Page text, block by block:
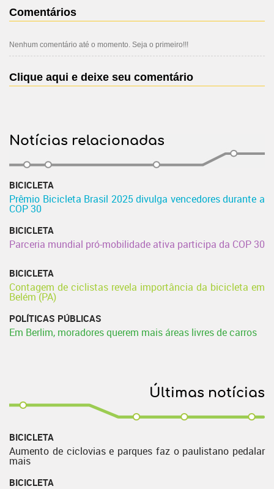
Comentários
Nenhum comentário até o momento. Seja o primeiro!!!
Clique aqui e deixe seu comentário
Notícias relacionadas
BICICLETA
Prêmio Bicicleta Brasil 2025 divulga vencedores durante a
COP 30
BICICLETA
Parceria mundial pró-mobilidade ativa participa da COP 30
BICICLETA
Contagem de ciclistas revela importância da bicicleta em
Belém (PA)
POLÍTICAS PÚBLICAS
Em Berlim, moradores querem mais áreas livres de carros
Últimas notícias
BICICLETA
Aumento de ciclovias e parques faz o paulistano pedalar
mais
BICICLETA